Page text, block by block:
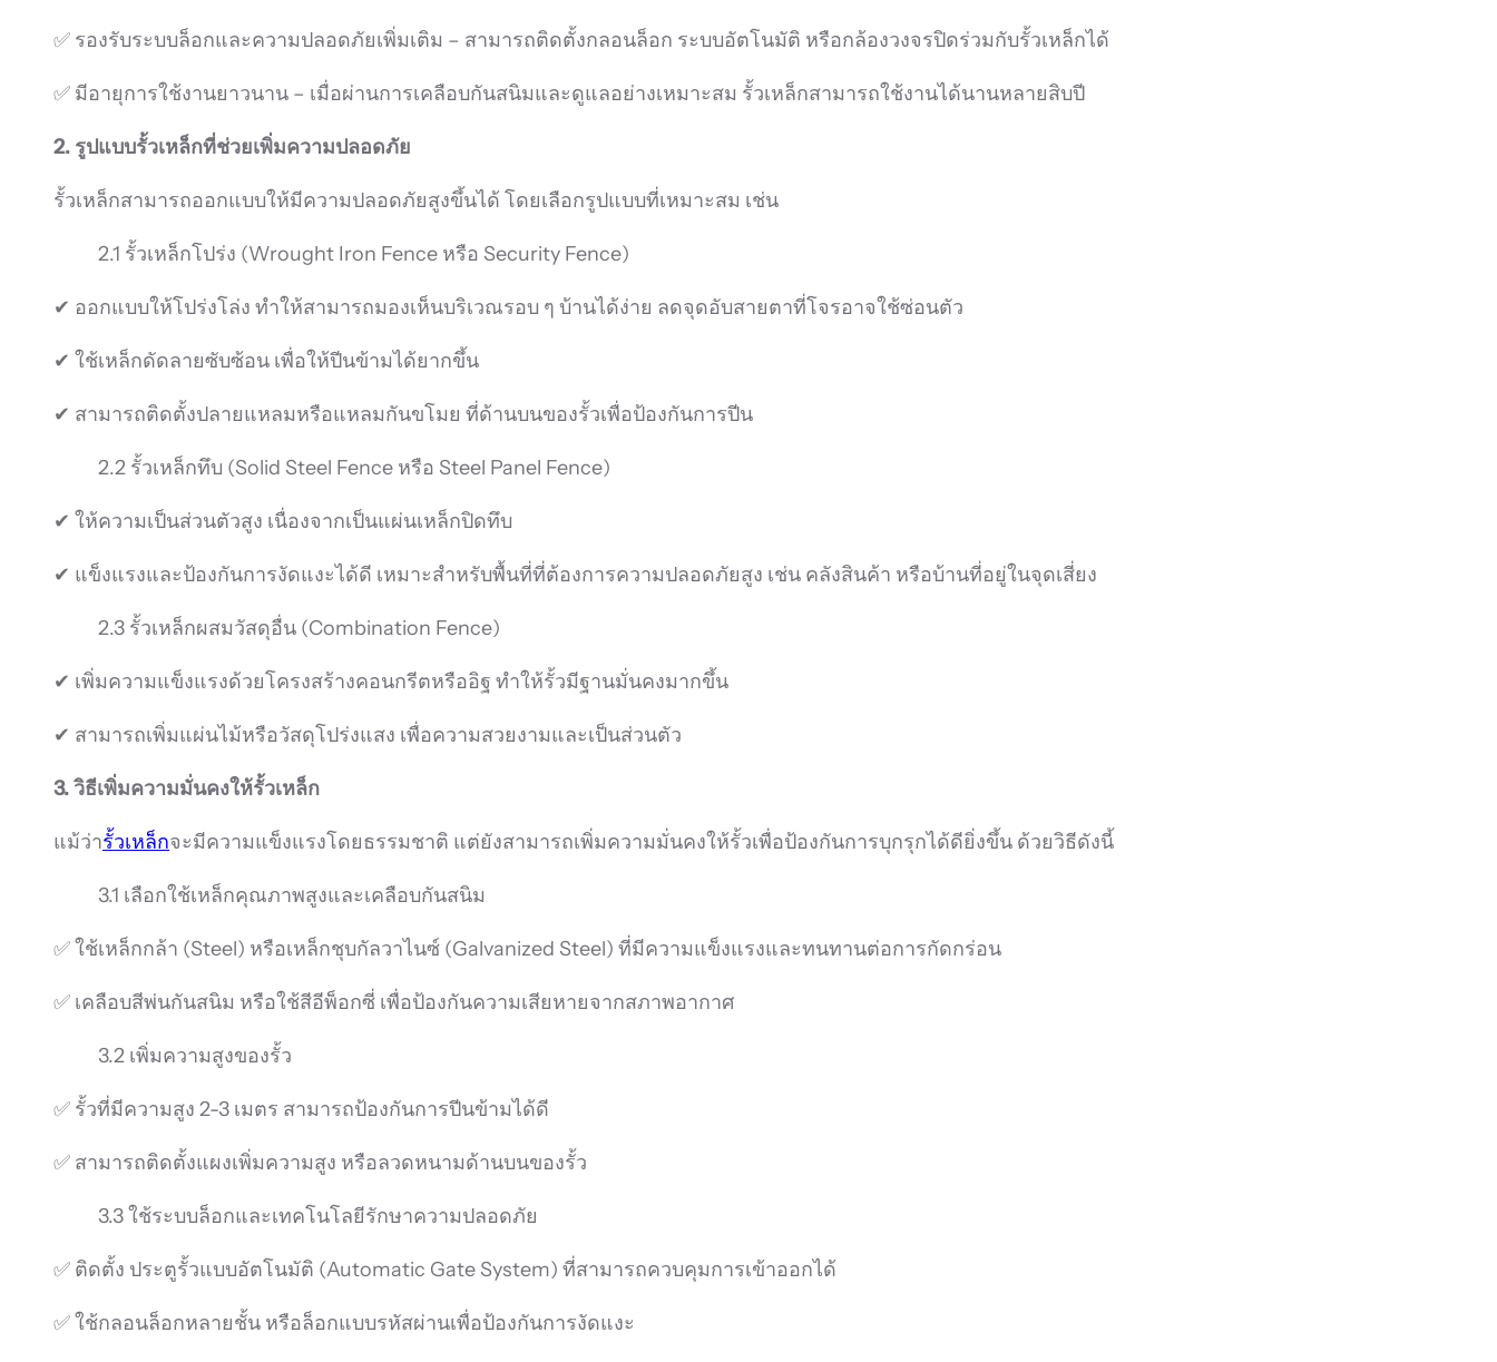
✅ รองรับระบบล็อกและความปลอดภัยเพิ่มเติม – สามารถติดตั้งกลอนล็อก ระบบอัตโนมัติ หรือกล้องวงจรปิดร่วมกับรั้วเหล็กได้
✅ มีอายุการใช้งานยาวนาน – เมื่อผ่านการเคลือบกันสนิมและดูแลอย่างเหมาะสม รั้วเหล็กสามารถใช้งานได้นานหลายสิบปี
2. รูปแบบรั้วเหล็กที่ช่วยเพิ่มความปลอดภัย
รั้วเหล็กสามารถออกแบบให้มีความปลอดภัยสูงขึ้นได้ โดยเลือกรูปแบบที่เหมาะสม เช่น
2.1 รั้วเหล็กโปร่ง (Wrought Iron Fence หรือ Security Fence)
✔ ออกแบบให้โปร่งโล่ง ทำให้สามารถมองเห็นบริเวณรอบ ๆ บ้านได้ง่าย ลดจุดอับสายตาที่โจรอาจใช้ซ่อนตัว
✔ ใช้เหล็กดัดลายซับซ้อน เพื่อให้ปีนข้ามได้ยากขึ้น
✔ สามารถติดตั้งปลายแหลมหรือแหลมกันขโมย ที่ด้านบนของรั้วเพื่อป้องกันการปีน
2.2 รั้วเหล็กทึบ (Solid Steel Fence หรือ Steel Panel Fence)
✔ ให้ความเป็นส่วนตัวสูง เนื่องจากเป็นแผ่นเหล็กปิดทึบ
✔ แข็งแรงและป้องกันการงัดแงะได้ดี เหมาะสำหรับพื้นที่ที่ต้องการความปลอดภัยสูง เช่น คลังสินค้า หรือบ้านที่อยู่ในจุดเสี่ยง
2.3 รั้วเหล็กผสมวัสดุอื่น (Combination Fence)
✔ เพิ่มความแข็งแรงด้วยโครงสร้างคอนกรีตหรืออิฐ ทำให้รั้วมีฐานมั่นคงมากขึ้น
✔ สามารถเพิ่มแผ่นไม้หรือวัสดุโปร่งแสง เพื่อความสวยงามและเป็นส่วนตัว
3. วิธีเพิ่มความมั่นคงให้รั้วเหล็ก
แม้ว่ารั้วเหล็กจะมีความแข็งแรงโดยธรรมชาติ แต่ยังสามารถเพิ่มความมั่นคงให้รั้วเพื่อป้องกันการบุกรุกได้ดียิ่งขึ้น ด้วยวิธีดังนี้
3.1 เลือกใช้เหล็กคุณภาพสูงและเคลือบกันสนิม
✅ ใช้เหล็กกล้า (Steel) หรือเหล็กชุบกัลวาไนซ์ (Galvanized Steel) ที่มีความแข็งแรงและทนทานต่อการกัดกร่อน
✅ เคลือบสีพ่นกันสนิม หรือใช้สีอีพ็อกซี่ เพื่อป้องกันความเสียหายจากสภาพอากาศ
3.2 เพิ่มความสูงของรั้ว
✅ รั้วที่มีความสูง 2-3 เมตร สามารถป้องกันการปีนข้ามได้ดี
✅ สามารถติดตั้งแผงเพิ่มความสูง หรือลวดหนามด้านบนของรั้ว
3.3 ใช้ระบบล็อกและเทคโนโลยีรักษาความปลอดภัย
✅ ติดตั้ง ประตูรั้วแบบอัตโนมัติ (Automatic Gate System) ที่สามารถควบคุมการเข้าออกได้
✅ ใช้กลอนล็อกหลายชั้น หรือล็อกแบบรหัสผ่านเพื่อป้องกันการงัดแงะ